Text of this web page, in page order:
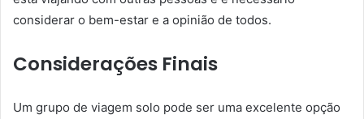
considerar o bem-estar e a opinião de todos.
Considerações Finais
Um grupo de viagem solo pode ser uma excelente opção